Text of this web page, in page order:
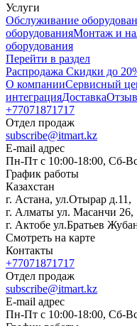
Услуги
Oбслуживание
оборудованияМонтаж и
оборудования
Перейти в раздел
Распродажа Скидки до
О компанииСервисный
интеграцияДоставка
+77071871717
Отдел продаж
subscribe@itmart.kz
E-mail адрес
Пн-Пт с 10:00-18:00, Сб-
График работы
Казахстан
г. Астана, ул.Отырар д.11,
г. Алматы ул. Масанчи 26,
г. Актобе ул.Братьев
Смотреть на карте
Контакты
+77071871717
Отдел продаж
subscribe@itmart.kz
E-mail адрес
Пн-Пт с 10:00-18:00, Сб-